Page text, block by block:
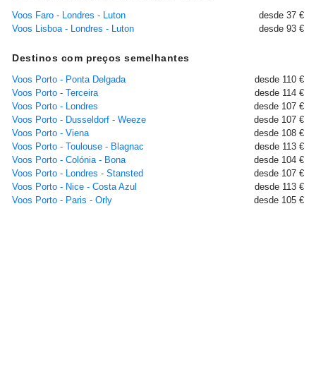
Voos Faro - Londres - Luton
desde 37 €
Voos Lisboa - Londres - Luton
desde 93 €
Destinos com preços semelhantes
Voos Porto - Ponta Delgada
desde 110 €
Voos Porto - Terceira
desde 114 €
Voos Porto - Londres
desde 107 €
Voos Porto - Dusseldorf - Weeze
desde 107 €
Voos Porto - Viena
desde 108 €
Voos Porto - Toulouse - Blagnac
desde 113 €
Voos Porto - Colónia - Bona
desde 104 €
Voos Porto - Londres - Stansted
desde 107 €
Voos Porto - Nice - Costa Azul
desde 113 €
Voos Porto - Paris - Orly
desde 105 €